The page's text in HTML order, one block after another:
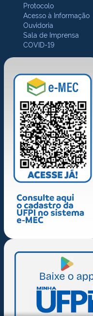
Protocolo
Acesso à Informação
Ouvidoria
Sala de Imprensa
COVID-19